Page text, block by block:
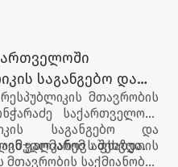
საგანგებო და
მთავრობის
საქართველოში
საგანგებო და
ვალკანოვს შეხვდა.
აფხაზეთის
საქმიანობის